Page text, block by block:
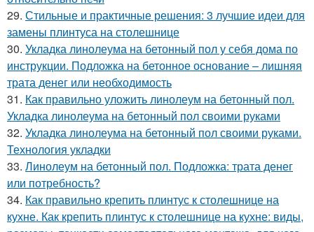
29. Стильные и практичные решения: 3 лучшие идеи для
замены плинтуса на столешнице
30. Укладка линолеума на бетонный пол у себя дома по
инструкции. Подложка на бетонное основание – лишняя
трата денег или необходимость
31. Как правильно уложить линолеум на бетонный пол.
Укладка линолеума на бетонный пол своими руками
32. Укладка линолеума на бетонный пол своими руками.
Технология укладки
33. Линолеум на бетонный пол. Подложка: трата денег
или потребность?
34. Как правильно крепить плинтус к столешнице на
кухне. Как крепить плинтус к столешнице на кухне: виды,